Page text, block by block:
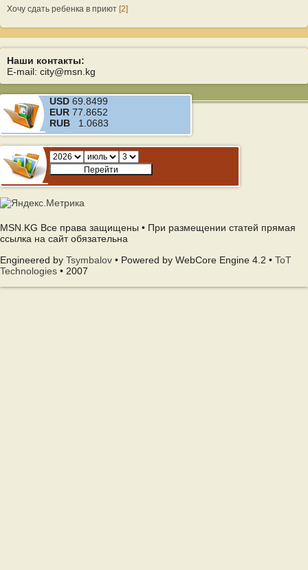
Хочу сдать ребенка в приют [2]
Наши контакты:
E-mail: city@msn.kg
USD 69.8499
EUR 77.8652
RUB 1.0683
MSN.KG Все права защищены • При размещении статей прямая
ссылка на сайт обязательна
Engineered by Tsymbalov • Powered by WebCore Engine 4.2 • ToT
Technologies • 2007